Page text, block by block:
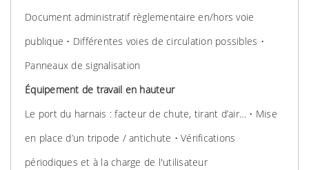
Document administratif règlementaire en/hors voie
publique • Différentes voies de circulation possibles •
Panneaux de signalisation
Équipement de travail en hauteur
Le port du harnais : facteur de chute, tirant d’air… • Mise
en place d’un tripode / antichute • Vérifications
périodiques et à la charge de l'utilisateur